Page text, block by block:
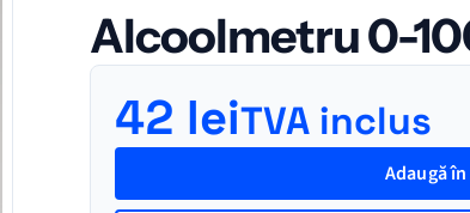
Alcoolmetru 0-
42 leiTVA inclus
Adaugă